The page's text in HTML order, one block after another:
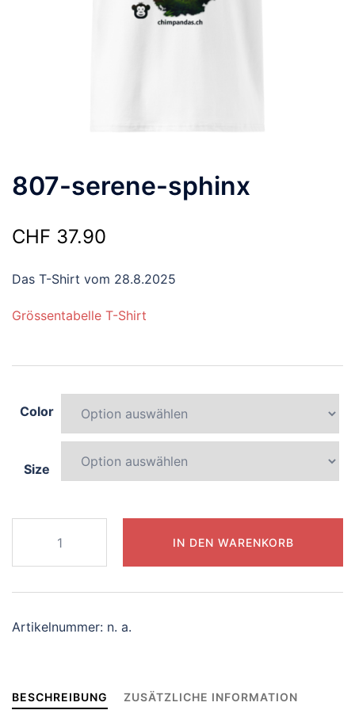
807-serene-sphinx
CHF 37.90
Das T-Shirt vom 28.8.2025
Grössentabelle T-Shirt
Color
Size
sphinx
Menge
IN DEN WARENKORB
Artikelnummer: n. a.
BESCHREIBUNG ZUSÄTZLICHE INFORMATION